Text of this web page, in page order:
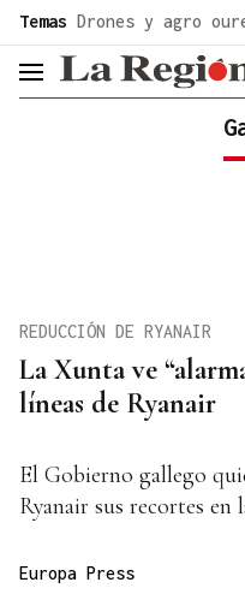
Temas Drones y agro
header.menu.open
La Xunta ve
líneas de Ryanair
REDUCCIÓN DE RYANAIR
El Gobierno gallego
Ryanair sus recortes en
Europa Press